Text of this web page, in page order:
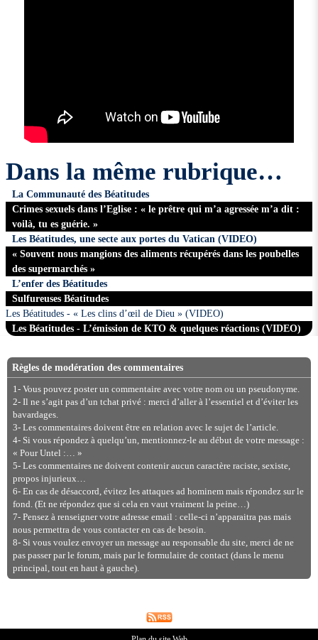
Dans la même rubrique…
La Communauté des Béatitudes
Crimes sexuels dans l’Eglise : « le prêtre qui m’a agressée m’a dit :
voilà, tu es guérie. »
Les Béatitudes, une secte aux portes du Vatican (VIDEO)
« Souvent nous mangions des aliments récupérés dans les poubelles
des supermarchés »
L’enfer des Béatitudes
Sulfureuses Béatitudes
Les Béatitudes - « Les clins d’œil de Dieu » (VIDEO)
Les Béatitudes - L’émission de KTO & quelques réactions (VIDEO)
Règles de modération des commentaires
1- Vous pouvez poster un commentaire avec votre nom ou un pseudonyme.
2- Il ne s’agit pas d’un tchat privé : merci d’aller à l’essentiel et d’éviter les
bavardages.
3- Les commentaires doivent être en relation avec le sujet de l’article.
4- Si vous répondez à quelqu’un, mentionnez-le au début de votre message :
« Pour Untel :… »
5- Les commentaires ne doivent contenir aucun caractère raciste, sexiste,
propos injurieux…
6- En cas de désaccord, évitez les attaques ad hominem mais répondez sur le
fond. (Et ne répondez que si cela en vaut vraiment la peine…)
7- Pensez à renseigner votre adresse email : celle-ci n’apparaitra pas mais
nous permettra de vous contacter en cas de besoin.
8- Si vous voulez envoyer un message au responsable du site, merci de ne
pas passer par le forum, mais par le formulaire de contact (dans le menu
principal, tout en haut à gauche).